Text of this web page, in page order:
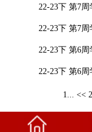
22-23下 第7周
22-23下 第7周
22-23下 第6周
22-23下 第6周
1... <<